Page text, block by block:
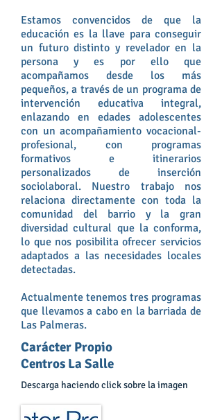
Estamos convencidos de que la
educación es la llave para conseguir
un futuro distinto y revelador en la
persona y es por ello que
acompañamos desde los más
pequeños, a través de un programa de
intervención educativa integral,
enlazando en edades adolescentes
con un acompañamiento vocacional-
profesional, con programas
formativos e itinerarios
personalizados de inserción
sociolaboral. Nuestro trabajo nos
relaciona directamente con toda la
comunidad del barrio y la gran
diversidad cultural que la conforma,
lo que nos posibilita ofrecer servicios
adaptados a las necesidades locales
detectadas.
Actualmente tenemos tres programas
que llevamos a cabo en la barriada de
Las Palmeras.
Carácter Propio
Centros La Salle
Descarga haciendo click sobre la imagen